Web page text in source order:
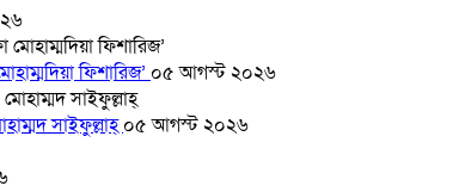
ফিশারিজ’ ০৫ আগস্ট ২০২৬
সাইফুল্লাহ্০৫ আগস্ট ২০২৬